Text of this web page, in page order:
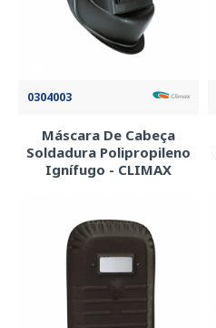
0304003
Máscara De Cabeça
Soldadura Polipropileno
Ignífugo - CLIMAX